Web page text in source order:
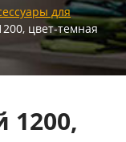
для
цвет-темная
1200,